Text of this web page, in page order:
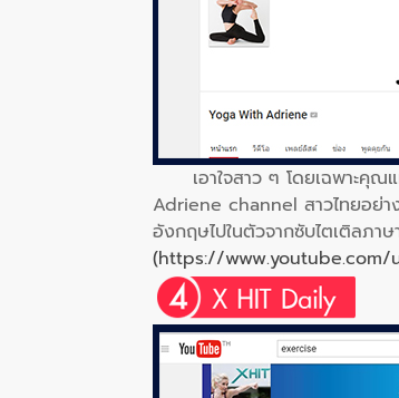
เอาใจสาว ๆ โดยเฉพาะคุณ
Adriene channel สาวไทยอย่า
อังกฤษไปในตัวจากซับไตเติลภ
(https://